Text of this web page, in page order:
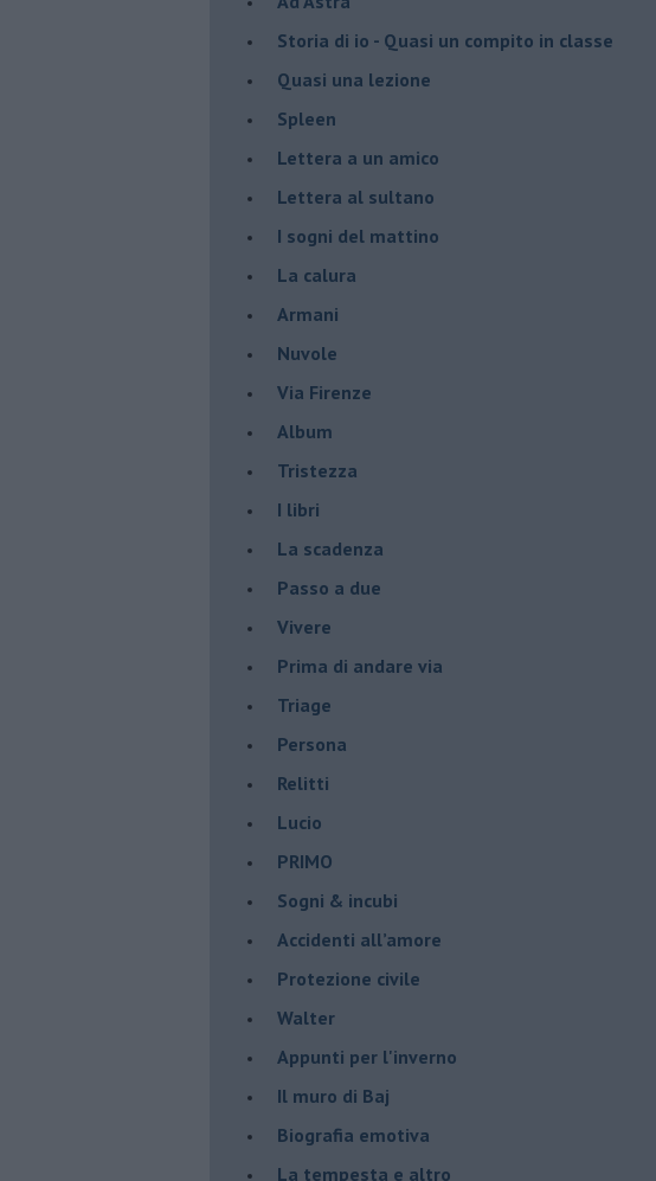
Storia di io - Quasi un compito in classe
Quasi una lezione
Spleen
Lettera a un amico
Lettera al sultano
I sogni del mattino
La calura
Armani
Nuvole
Via Firenze
Album
Tristezza
I libri
La scadenza
Passo a due
Vivere
Prima di andare via
Triage
Persona
Relitti
Lucio
PRIMO
Sogni & incubi
Accidenti all’amore
Protezione civile
Walter
Appunti per l'inverno
Il muro di Baj
Biografia emotiva
La tempesta e altro